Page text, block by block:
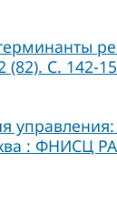
С. 142-
: ФНИСЦ